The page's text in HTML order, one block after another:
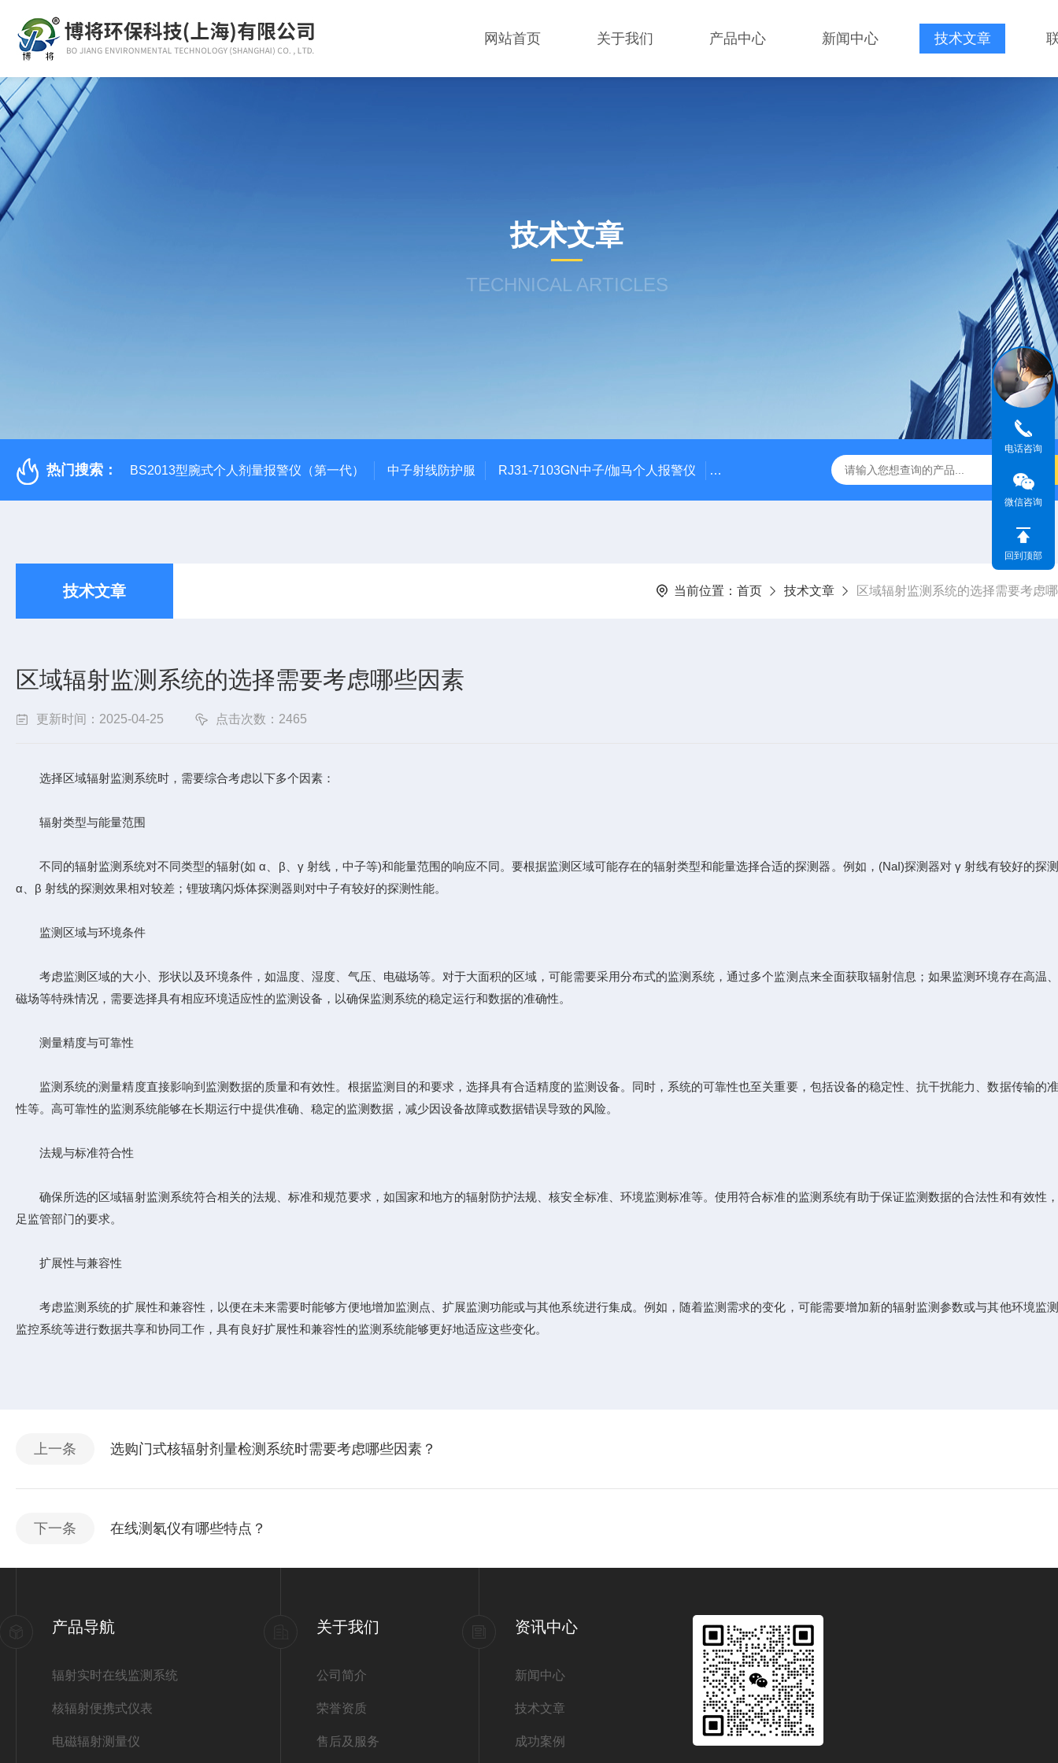
网站首页 关于我们 产品中心 新闻中心 技术文章
技术文章
TECHNICAL ARTICLES
热门搜索： BS2013型腕式个人剂量报警仪（第一代） 中子射线防护服 RJ31-7103GN中子/伽马个人报警仪 BJ5215L型长杆γ剂量率仪 BJFH-QWX放射性去污箱
技术文章 当前位置： 首页 技术文章 区域辐射监测系统的选择需要考虑
区域辐射监测系统的选择需要考虑哪些因素
更新时间：2025-04-25 点击次数：2465
选择区域辐射监测系统时，需要综合考虑以下多个因素：
辐射类型与能量范围
不同的辐射监测系统对不同类型的辐射(如 α、β、γ 射线，中子等)和能量范围的响应不同。要根据监测区域可能存在的辐射类型和能量选择合适的探测器。例如，(NaI)探测器对 γ 射线有较好的探
α、β 射线的探测效果相对较差；锂玻璃闪烁体探测器则对中子有较好的探测性能。
监测区域与环境条件
考虑监测区域的大小、形状以及环境条件，如温度、湿度、气压、电磁场等。对于大面积的区域，可能需要采用分布式的监测系统，通过多个监测点来全面获取辐射信息；如果监测环境存在高温
磁场等特殊情况，需要选择具有相应环境适应性的监测设备，以确保监测系统的稳定运行和数据的准确性。
测量精度与可靠性
监测系统的测量精度直接影响到监测数据的质量和有效性。根据监测目的和要求，选择具有合适精度的监测设备。同时，系统的可靠性也至关重要，包括设备的稳定性、抗干扰能力、数据传输的
性等。高可靠性的监测系统能够在长期运行中提供准确、稳定的监测数据，减少因设备故障或数据错误导致的风险。
法规与标准符合性
确保所选的区域辐射监测系统符合相关的法规、标准和规范要求，如国家和地方的辐射防护法规、核安全标准、环境监测标准等。使用符合标准的监测系统有助于保证监测数据的合法性和有效性
足监管部门的要求。
扩展性与兼容性
考虑监测系统的扩展性和兼容性，以便在未来需要时能够方便地增加监测点、扩展监测功能或与其他系统进行集成。例如，随着监测需求的变化，可能需要增加新的辐射监测参数或与其他环境监
监控系统等进行数据共享和协同工作，具有良好扩展性和兼容性的监测系统能够更好地适应这些变化。
上一条 选购门式核辐射剂量检测系统时需要考虑哪些因素？
下一条 在线测氡仪有哪些特点？
产品导航
辐射实时在线监测系统
核辐射便携式仪表
电磁辐射测量仪
关于我们
公司简介
荣誉资质
售后及服务
资讯中心
新闻中心
技术文章
成功案例
电话咨询
微信咨询
回到顶部